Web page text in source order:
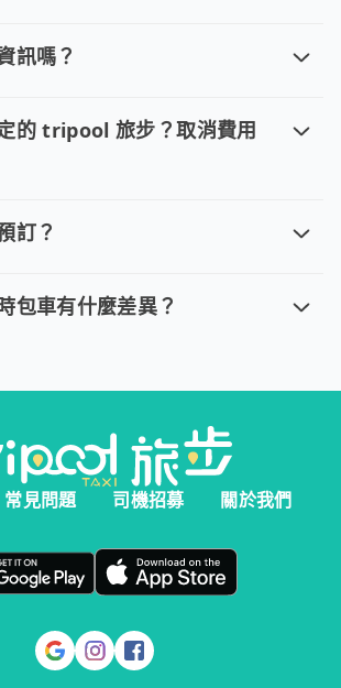
訊嗎？
的 tripool 旅步？取消費用
訂？
包車有什麼差異？
常見問題 司機招募 關於我們